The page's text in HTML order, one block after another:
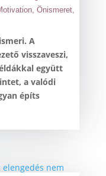
, Önismeret,
A
visszaveszi,
együtt
a valódi
építs